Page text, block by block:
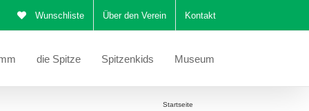
Wunschliste Über den Verein Kontakt
die Spitze Spitzenkids Museum
Startseite